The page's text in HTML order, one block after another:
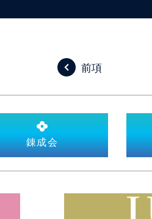
前項
錬成会